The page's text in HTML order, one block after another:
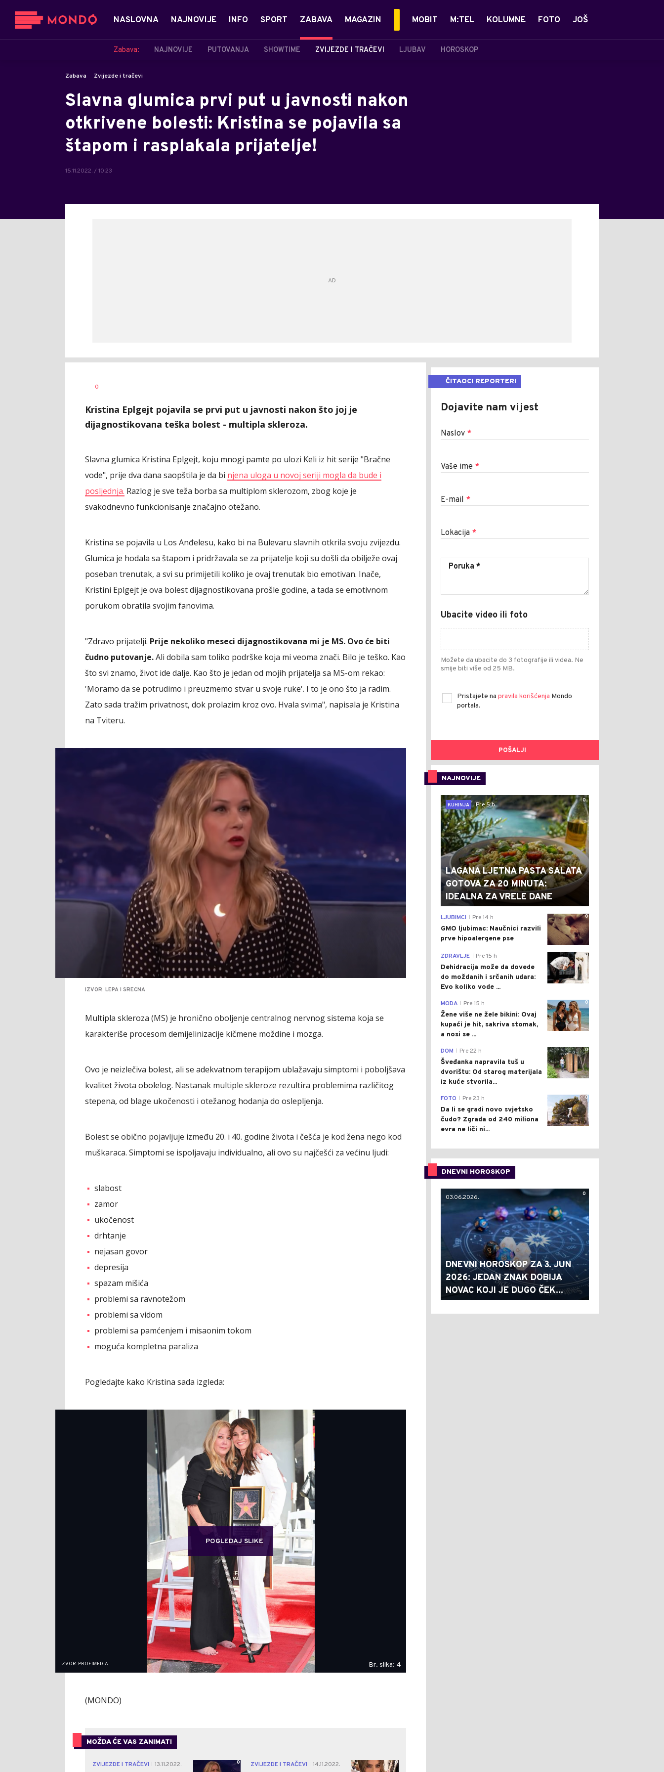
NASLOVNA NAJNOVIJE INFO SPORT ZABAVA
Zabava: NAJNOVIJE PUTOVANJA SHOWTIME ZVIJEZDE I TRAČEVI LJUBAV HOROSKOP
MAGAZIN MOBIT M:TEL KOLUMNE FOTO JOŠ
Zabava Zvijezde i tračevi
Slavna glumica prvi put u javnosti nakon
otkrivene bolesti: Kristina se pojavila sa
štapom i rasplakala prijatelje!
15.11.2022. / 10:23
AUTOR
0
Kristina Eplgejt pojavila se prvi put u javnosti nakon što joj je
dijagnostikovana teška bolest - multipla skleroza.
Slavna glumica Kristina Eplgejt, koju mnogi pamte po ulozi Keli iz hit serije "Bračne
vode", prije dva dana saopštila je da bi njena uloga u novoj seriji mogla da bude i
posljednja. Razlog je sve teža borba sa multiplom sklerozom, zbog koje je
svakodnevno funkcionisanje značajno otežano.
Kristina se pojavila u Los Anđelesu, kako bi na Bulevaru slavnih otkrila svoju zvijezdu.
Glumica je hodala sa štapom i pridržavala se za prijatelje koji su došli da obilježe ovaj
poseban trenutak, a svi su primijetili koliko je ovaj trenutak bio emotivan. Inače,
Kristini Eplgejt je ova bolest dijagnostikovana prošle godine, a tada se emotivnom
porukom obratila svojim fanovima.
"Zdravo prijatelji. Prije nekoliko meseci dijagnostikovana mi je MS. Ovo će biti
čudno putovanje.Ali dobila sam toliko podrške koja mi veoma znači. Bilo je teško. Kao
što svi znamo, život ide dalje. Kao što je jedan od mojih prijatelja sa MS-om rekao:
'Moramo da se potrudimo i preuzmemo stvar u svoje ruke'. I to je ono što ja radim.
Zato sada tražim privatnost, dok prolazim kroz ovo. Hvala svima", napisala je Kristina
na Tviteru.
IZVOR: LEPA I SRECNA
Multipla skleroza (MS) je hronično oboljenje centralnog nervnog sistema koja se
karakteriše procesom demijelinizacije kičmene moždine i mozga.
Ovo je neizlečiva bolest, ali se adekvatnom terapijom ublažavaju simptomi i poboljšava
kvalitet života obolelog. Nastanak multiple skleroze rezultira problemima različitog
stepena, od blage ukočenosti i otežanog hodanja do oslepljenja.
Bolest se obično pojavljuje između 20. i 40. godine života i češća je kod žena nego kod
muškaraca. Simptomi se ispoljavaju individualno, ali ovo su najčešći za većinu ljudi:
slabost
zamor
ukočenost
drhtanje
nejasan govor
depresija
spazam mišića
problemi sa ravnotežom
problemi sa vidom
problemi sa pamćenjem i misaonim tokom
moguća kompletna paraliza
Pogledajte kako Kristina sada izgleda:
POGLEDAJ SLIKE
IZVOR: PROFIMEDIA Br. slika: 4
(MONDO)
MOŽDA ĆE VAS ZANIMATI
ZVIJEZDE I TRAČEVI
13.11.2022.
0 ZVIJEZDE I TRAČEVI
14.11.2022.
0
ČITAOCI REPORTERI
Dojavite nam vijest
Naslov *
Vaše ime *
E-mail *
Lokacija *
Ubacite video ili foto
Možete da ubacite do 3 fotografije ili videa. Ne
smije biti više od 25 MB.
Pristajete na pravila korišćenja Mondo
portala.
POŠALJI
NAJNOVIJE
0
KUHINJA
Pre 5 h
LAGANA LJETNA PASTA SALATA
GOTOVA ZA 20 MINUTA:
IDEALNA ZA VRELE DANE
0
LJUBIMCI Pre 14 h
GMO ljubimac: Naučnici razvili
prve hipoalergene pse
0
ZDRAVLJE Pre 15 h
Dehidracija može da dovede
do moždanih i srčanih udara:
Evo koliko vode ...
0
MODA Pre 15 h
Žene više ne žele bikini: Ovaj
kupaći je hit, sakriva stomak,
a nosi se ...
0
DOM Pre 22 h
Šveđanka napravila tuš u
dvorištu: Od starog materijala
iz kuće stvorila...
0
FOTO Pre 23 h
Da li se gradi novo svjetsko
čudo? Zgrada od 240 miliona
evra ne liči ni...
DNEVNI HOROSKOP
0
03.06.2026.
DNEVNI HOROSKOP ZA 3. JUN
2026: JEDAN ZNAK DOBIJA
NOVAC KOJI JE DUGO ČEK...